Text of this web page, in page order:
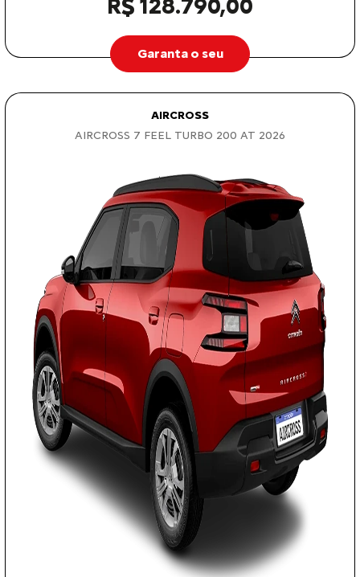
R$ 128.790,00
Garanta o seu
AIRCROSS
AIRCROSS 7 FEEL TURBO 200 AT 2026